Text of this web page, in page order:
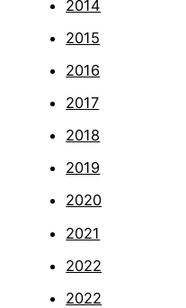
2014
2015
2016
2017
2018
2019
2020
2021
2022
2022